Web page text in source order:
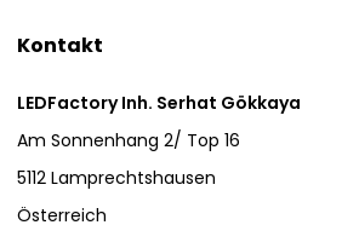
Kontakt
LEDFactory Inh. Serhat Gökkaya
Am Sonnenhang 2/ Top 16
5112 Lamprechtshausen
Österreich